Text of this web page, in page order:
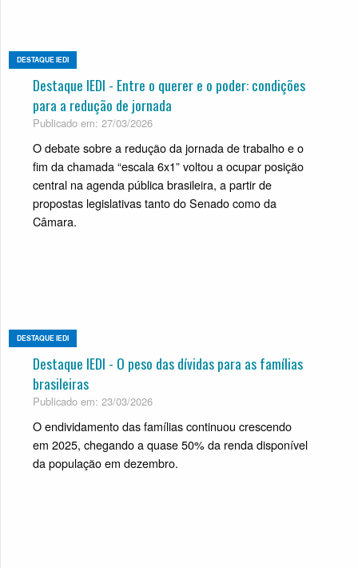
DESTAQUE IEDI
Destaque IEDI - Entre o querer e o poder: condições
para a redução de jornada
Publicado em: 27/03/2026
O debate sobre a redução da jornada de trabalho e o
fim da chamada “escala 6x1” voltou a ocupar posição
central na agenda pública brasileira, a partir de
propostas legislativas tanto do Senado como da
Câmara.
DESTAQUE IEDI
Destaque IEDI - O peso das dívidas para as famílias
brasileiras
Publicado em: 23/03/2026
O endividamento das famílias continuou crescendo
em 2025, chegando a quase 50% da renda disponível
da população em dezembro.